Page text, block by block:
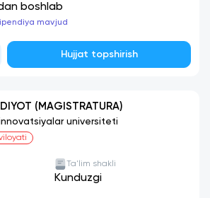
boshlab
mavjud
Hujjat topshirish
(MAGISTRATURA)
universiteti
Ta'lim shakli
Kunduzgi